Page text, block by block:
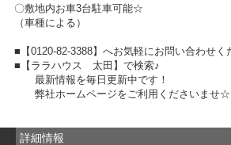
〇敷地内お車3台駐車可能☆
（車種による）
■【0120-82-3388】へお気軽にお問い合わせく
■【ララハウス 太田】で検索♪
最新情報を毎日更新中です！
弊社ホームページをご利用くださいませ
詳細情報